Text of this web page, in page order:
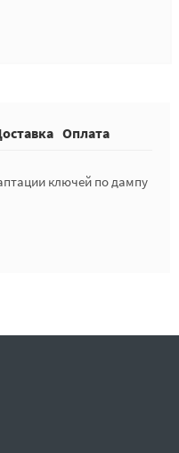
Оплата
ключей по дампу